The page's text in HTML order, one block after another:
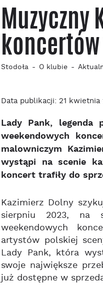
Muzyczny
Stodoła O klubie
Data publikacji: 21 kwietnia
Lady Pank, legenda
weekendowych
malowniczym
wystąpi na scenie
koncert trafiły do
Kazimierz Dolny
sierpniu 2023, na
weekendowych
artystów polskiej
Lady Pank, która
swoje największe
już dostępne w